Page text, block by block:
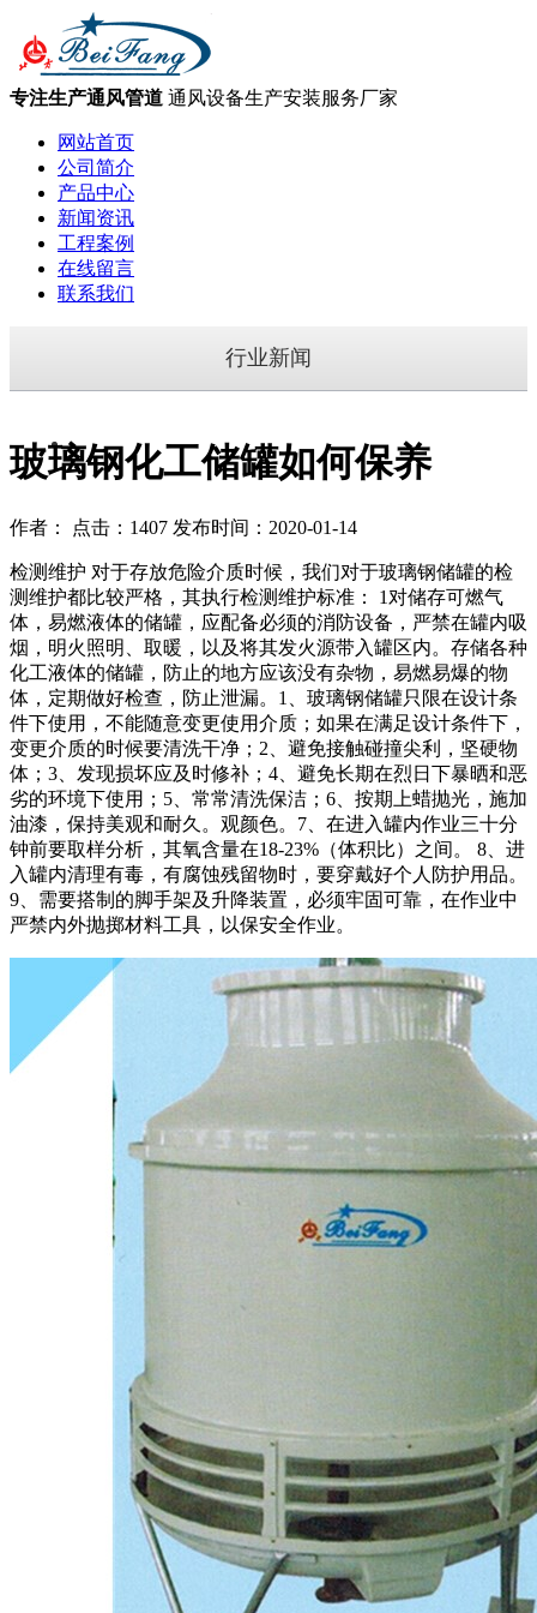
专注生产通风管道 通风设备生产安装服务厂家
网站首页
公司简介
产品中心
新闻资讯
工程案例
在线留言
联系我们
行业新闻
玻璃钢化工储罐如何保养
作者： 点击：1407 发布时间：2020-01-14
检测维护 对于存放危险介质时候，我们对于玻璃钢储罐的检
测维护都比较严格，其执行检测维护标准： 1对储存可燃气
体，易燃液体的储罐，应配备必须的消防设备，严禁在罐内吸
烟，明火照明、取暖，以及将其发火源带入罐区内。存储各种
化工液体的储罐，防止的地方应该没有杂物，易燃易爆的物
体，定期做好检查，防止泄漏。1、玻璃钢储罐只限在设计条
件下使用，不能随意变更使用介质；如果在满足设计条件下，
变更介质的时候要清洗干净；2、避免接触碰撞尖利，坚硬物
体；3、发现损坏应及时修补；4、避免长期在烈日下暴晒和恶
劣的环境下使用；5、常常清洗保洁；6、按期上蜡抛光，施加
油漆，保持美观和耐久。观颜色。7、在进入罐内作业三十分
钟前要取样分析，其氧含量在18-23%（体积比）之间。 8、进
入罐内清理有毒，有腐蚀残留物时，要穿戴好个人防护用品。
9、需要搭制的脚手架及升降装置，必须牢固可靠，在作业中
严禁内外抛掷材料工具，以保安全作业。